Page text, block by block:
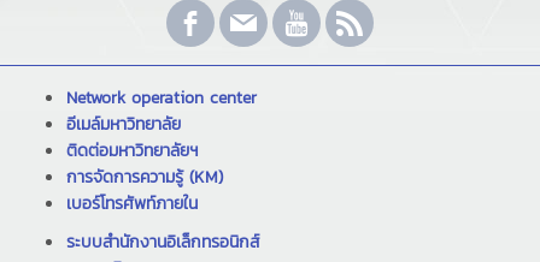
Network operation center
อีเมล์มหาวิทยาลัย
ติดต่อมหาวิทยาลัยฯ
การจัดการความรู้ (KM)
เบอร์โทรศัพท์ภายใน
ระบบสำนักงานอิเล็กทรอนิกส์